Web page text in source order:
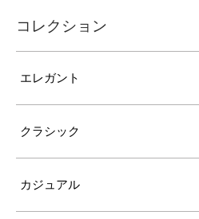
コレクション
エレガント
クラシック
カジュアル